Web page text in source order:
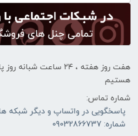
هفت روز هفته ، ۲۴ ساعت
هستیم
شماره تماس:
پاسخگویی در واتساپ و دیگر شبکه
شماره: 09032866737